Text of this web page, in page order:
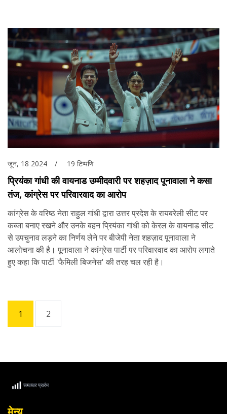
जून, 18 2024 19 टिप्पणि
प्रियंका गांधी की वायनाड उम्मीदवारी पर शहज़ाद पूनावाला ने कसा
तंज, कांग्रेस पर परिवारवाद का आरोप
कांग्रेस के वरिष्ठ नेता राहुल गांधी द्वारा उत्तर प्रदेश के रायबरेली सीट पर
कब्जा बनाए रखने और उनके बहन प्रियंका गांधी को केरल के वायनाड सीट
से उपचुनाव लड़ने का निर्णय लेने पर बीजेपी नेता शहज़ाद पूनावाला ने
आलोचना की है। पूनावाला ने कांग्रेस पार्टी पर परिवारवाद का आरोप लगाते
हुए कहा कि पार्टी 'फैमिली बिजनेस' की तरह चल रही है।
1 2
मेन्यू